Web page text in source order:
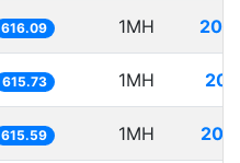
616.09 1MH
615.73 1MH
615.59 1MH